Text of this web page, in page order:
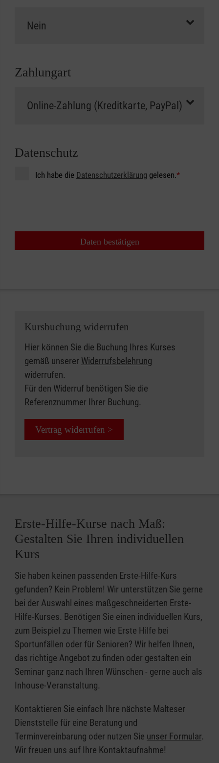
Zahlungart
Datenschutz
Ich habe die Datenschutzerklärung gelesen.*
Daten bestätigen
Kursbuchung widerrufen
Hier können Sie die Buchung Ihres Kurses
gemäß unserer Widerrufsbelehrung
widerrufen.
Für den Widerruf benötigen Sie die
Referenznummer Ihrer Buchung.
Vertrag widerrufen >
Erste-Hilfe-Kurse nach Maß:
Gestalten Sie Ihren individuellen
Kurs
Sie haben keinen passenden Erste-Hilfe-Kurs
gefunden? Kein Problem! Wir unterstützen Sie gerne
bei der Auswahl eines maßgeschneiderten Erste-
Hilfe-Kurses. Benötigen Sie einen individuellen Kurs,
zum Beispiel zu Themen wie Erste Hilfe bei
Sportunfällen oder für Senioren? Wir helfen Ihnen,
das richtige Angebot zu finden oder gestalten ein
Seminar ganz nach Ihren Wünschen - gerne auch als
Inhouse-Veranstaltung.
Kontaktieren Sie einfach Ihre nächste Malteser
Dienststelle für eine Beratung und
Terminvereinbarung oder nutzen Sie unser Formular.
Wir freuen uns auf Ihre Kontaktaufnahme!